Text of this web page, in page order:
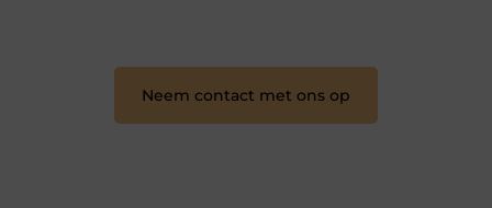
Neem contact met ons op